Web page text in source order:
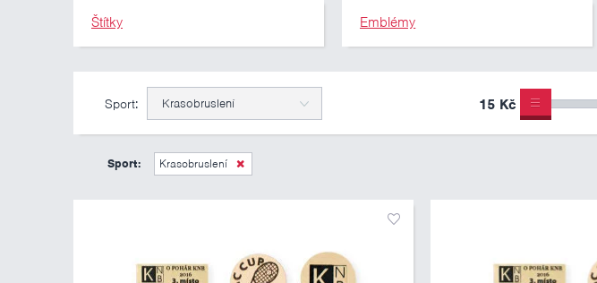
Štítky Emblémy
Sport: Krasobruslení 15 Kč
Sport: Krasobruslení